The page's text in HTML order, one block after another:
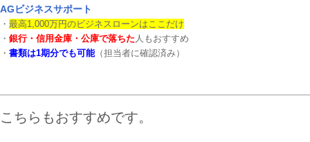
AGビジネスサポート
・ 最高1,000万円のビジネスローンはここだけ
・ 銀行・信用金庫・公庫で落ちた 人もおすすめ
・ 書類は1期分でも可能 （担当者に確認済み）
こちらもおすすめです。